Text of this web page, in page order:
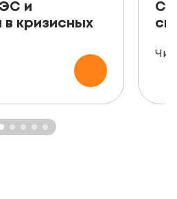
и
в кризисных